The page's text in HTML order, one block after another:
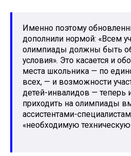
Именно поэтому
дополнили нормой: «Всем
олимпиады должны быть
условия». Это касается и
места школьника — по
всех, — и возможности
детей-инвалидов — теперь
приходить на олимпиады
ассистентами-
«необходимую